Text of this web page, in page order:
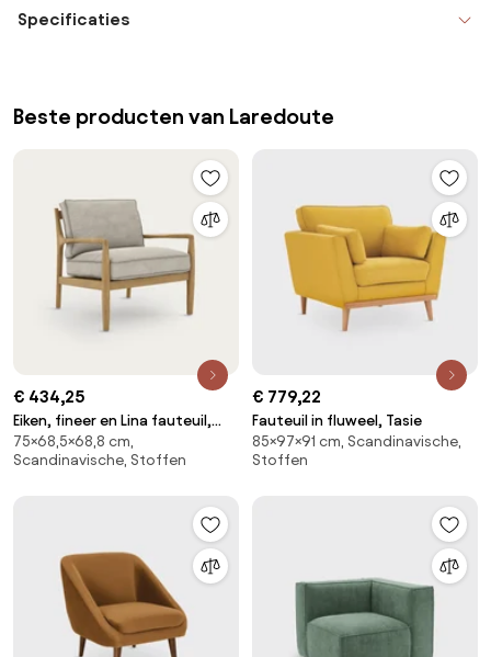
Specificaties
Beste producten van Laredoute
€ 434,25
Eiken, fineer en Lina fauteuil,
DILMA
75×68,5×68,8 cm,
Scandinavische, Stoffen
€ 779,22
Fauteuil in fluweel, Tasie
85×97×91 cm, Scandinavische,
Stoffen